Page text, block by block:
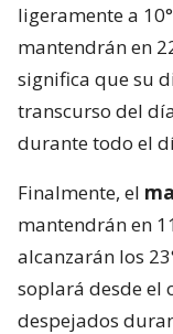
ligeramente a
mantendrán en
significa que su
transcurso del
durante todo el
Finalmente, el
mantendrán en
alcanzarán los
soplará desde el
despejados